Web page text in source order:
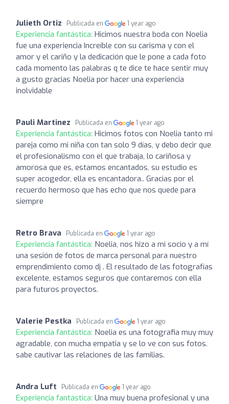
Julieth Ortiz Publicada en 1 year ago
Experiencia fantástica: Hicimos nuestra boda con Noelia
fue una experiencia Increíble con su carisma y con el
amor y el cariño y la dedicación que le pone a cada foto
cada momento las palabras q te dice te hace sentir muy
a gusto gracias Noelia por hacer una experiencia
inolvidable
Pauli Martinez Publicada en 1 year ago
Experiencia fantástica: Hicimos fotos con Noelia tanto mi
pareja como mi niña con tan solo 9 días, y debo decir que
el profesionalismo con el que trabaja, lo cariñosa y
amorosa que es, estamos encantados, su estudio es
super acogedor, ella es encantadora.. Gracias por el
recuerdo hermoso que has echo que nos quede para
siempre
Retro Brava Publicada en 1 year ago
Experiencia fantástica: Noelia, nos hizo a mi socio y a mí
una sesión de fotos de marca personal para nuestro
emprendimiento como dj . El resultado de las fotografías
excelente, estamos seguros que contaremos con ella
para futuros proyectos.
Valerie Pestka Publicada en 1 year ago
Experiencia fantástica: Noelia es una fotografia muy muy
agradable, con mucha empatia y se lo ve con sus fotos.
sabe cautivar las relaciones de las familias.
Andra Luft Publicada en 1 year ago
Experiencia fantástica: Una muy buena profesional y una